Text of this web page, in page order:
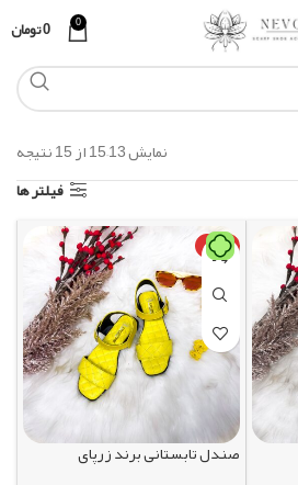
0
0تومان
نمایش 13–15 از 15 نتیجه
فیلتر ها
-27%
صندل تابستانی برند زرپای